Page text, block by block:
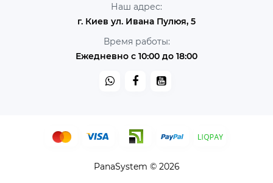
Наш адрес:
г. Киев ул. Ивана Пулюя, 5
Время работы:
Ежедневно с 10:00 до 18:00
PanaSystem © 2026